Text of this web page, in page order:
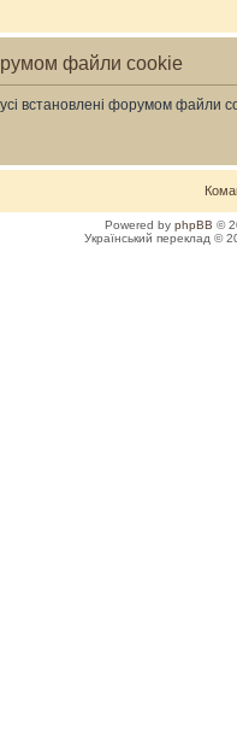
файли cookie
встановлені форумом файли
Powered by phpBB ©
Український переклад ©